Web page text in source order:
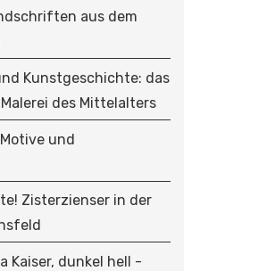
aus dem
Kunstgeschichte: das
des Mittelalters
und
Zisterzienser in der
Kaiser, dunkel hell -